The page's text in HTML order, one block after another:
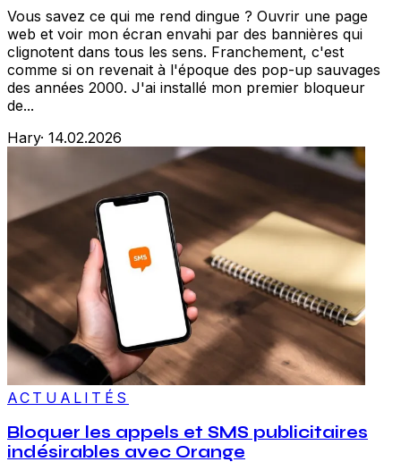
Vous savez ce qui me rend dingue ? Ouvrir une page
web et voir mon écran envahi par des bannières qui
clignotent dans tous les sens. Franchement, c'est
comme si on revenait à l'époque des pop-up sauvages
des années 2000. J'ai installé mon premier bloqueur
de...
Hary· 14.02.2026
ACTUALITÉS
Bloquer les appels et SMS publicitaires
indésirables avec Orange